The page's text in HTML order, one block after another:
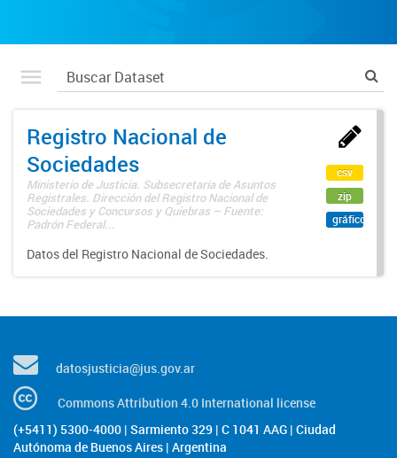
Registro Nacional de
Sociedades
Ministerio de Justicia. Subsecretaría de Asuntos
Registrales. Dirección del Registro Nacional de
Sociedades y Concursos y Quiebras – Fuente:
Padrón Federal...
Datos del Registro Nacional de Sociedades.
csv
zip
gráfico
datosjusticia@jus.gov.ar
Commons Attribution 4.0 International license
(+5411) 5300-4000 | Sarmiento 329 | C 1041 AAG | Ciudad
Autónoma de Buenos Aires | Argentina